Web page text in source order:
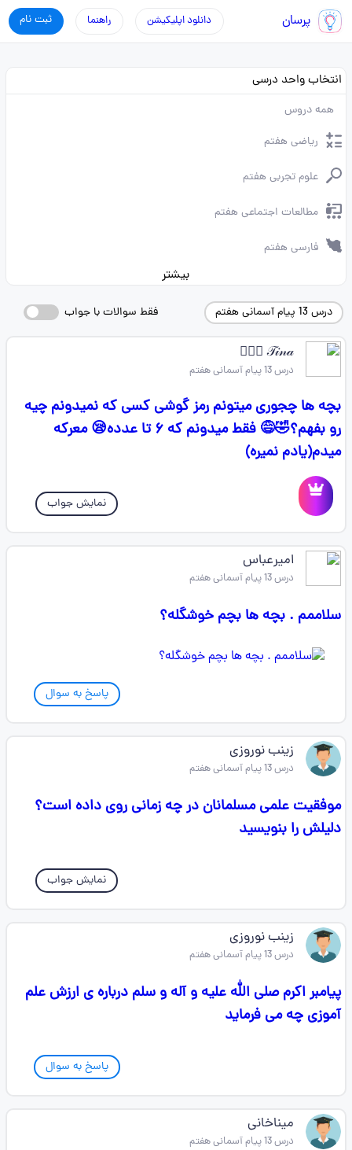
پرسان ثبت نام راهنما دانلود اپلیکیشن
انتخاب واحد درسی
همه دروس
ریاضی هفتم
علوم تجربی هفتم
مطالعات اجتماعی هفتم
فارسی هفتم
بیشتر
درس 13 پیام آسمانی هفتم فقط سوالات با جواب
𝒯𝒾𝓃𝒶 🧚🏻‍♀️
درس 13 پیام آسمانی هفتم
بچه ها چجوری میتونم رمز گوشی کسی که نمیدونم چیه
رو بفهم؟🤣😅 فقط میدونم که ۶ تا عدده😪 معرکه
میدم(یادم نمیره)
نمایش جواب
امیرعباس
درس 13 پیام آسمانی هفتم
سلاممم . بچه ها بچم خوشگله؟
پاسخ به سوال
زينب نوروزی
درس 13 پیام آسمانی هفتم
موفقيت علمی مسلمانان در چه زمانی روی داده است؟
دلیلش را بنویسید
نمایش جواب
زينب نوروزی
درس 13 پیام آسمانی هفتم
پیامبر اکرم صلی الله علیه و آله و سلم درباره ی ارزش علم
آموزی چه می فرماید
پاسخ به سوال
میناخانی
درس 13 پیام آسمانی هفتم